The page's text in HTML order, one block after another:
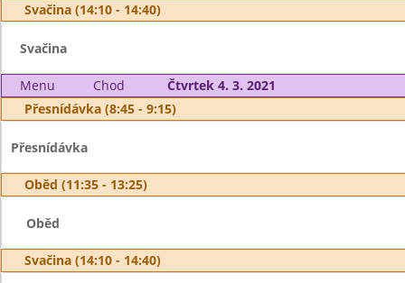
Svačina (14:10 - 14:40)
Svačina
Menu Chod
Čtvrtek 4. 3. 2021
Přesnídávka (8:45 - 9:15)
Přesnídávka
Oběd (11:35 - 13:25)
Oběd
Svačina (14:10 - 14:40)